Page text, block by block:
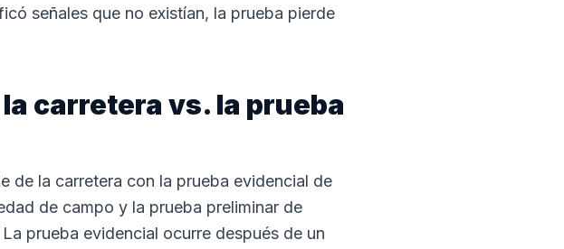
señales que no existían, la prueba pierde
carretera vs. la prueba
de la carretera con la prueba evidencial de
de campo y la prueba preliminar de
prueba evidencial ocurre después de un